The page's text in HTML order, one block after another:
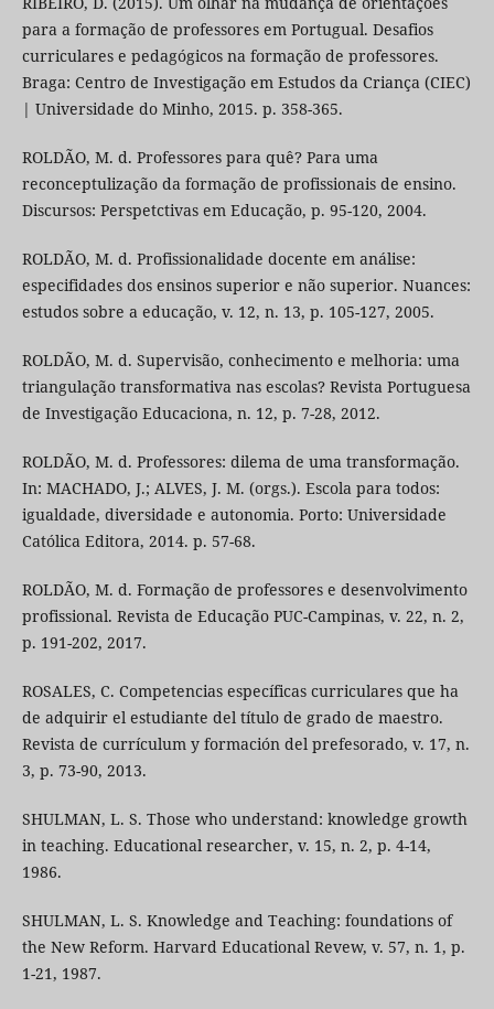
para a formação de professores em Portugual. Desafios
curriculares e pedagógicos na formação de professores.
Braga: Centro de Investigação em Estudos da Criança (CIEC)
| Universidade do Minho, 2015. p. 358-365.
ROLDÃO, M. d. Professores para quê? Para uma
reconceptulização da formação de profissionais de ensino.
Discursos: Perspetctivas em Educação, p. 95-120, 2004.
ROLDÃO, M. d. Profissionalidade docente em análise:
especifidades dos ensinos superior e não superior. Nuances:
estudos sobre a educação, v. 12, n. 13, p. 105-127, 2005.
ROLDÃO, M. d. Supervisão, conhecimento e melhoria: uma
triangulação transformativa nas escolas? Revista Portuguesa
de Investigação Educaciona, n. 12, p. 7-28, 2012.
ROLDÃO, M. d. Professores: dilema de uma transformação.
In: MACHADO, J.; ALVES, J. M. (orgs.). Escola para todos:
igualdade, diversidade e autonomia. Porto: Universidade
Católica Editora, 2014. p. 57-68.
ROLDÃO, M. d. Formação de professores e desenvolvimento
profissional. Revista de Educação PUC-Campinas, v. 22, n. 2,
p. 191-202, 2017.
ROSALES, C. Competencias específicas curriculares que ha
de adquirir el estudiante del título de grado de maestro.
Revista de currículum y formación del prefesorado, v. 17, n.
3, p. 73-90, 2013.
SHULMAN, L. S. Those who understand: knowledge growth
in teaching. Educational researcher, v. 15, n. 2, p. 4-14,
1986.
SHULMAN, L. S. Knowledge and Teaching: foundations of
the New Reform. Harvard Educational Revew, v. 57, n. 1, p.
1-21, 1987.